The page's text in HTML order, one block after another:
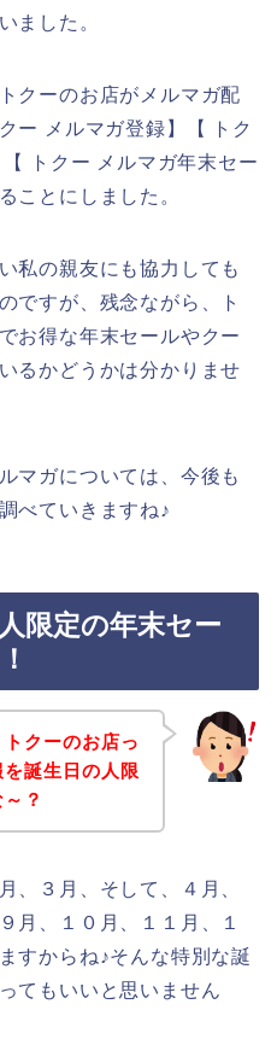
ました。
クーのお店がメルマガ配
ー メルマガ登録】【 トク
トクー メルマガ年末セー
ことにしました。
私の親友にも協力しても
ですが、残念ながら、ト
お得な年末セールやクー
るかどうかは分かりませ
マガについては、今後も
べていきますね♪
限定の年末セー
クーのお店っ
誕生日の人限
？
、３月、そして、４月、
月、１０月、１１月、１
すからね♪そんな特別な誕
てもいいと思いません